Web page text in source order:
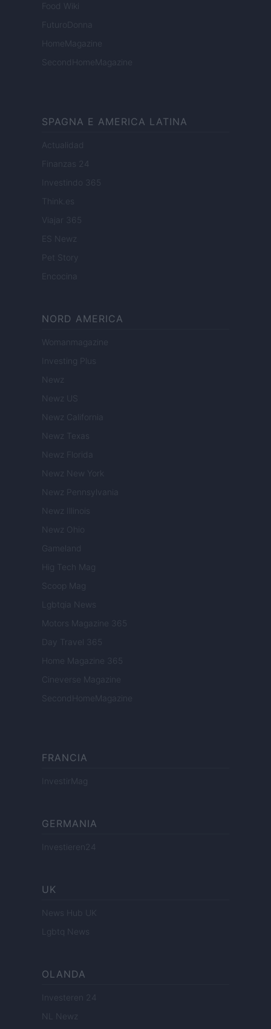
Food Wiki
FuturoDonna
HomeMagazine
SecondHomeMagazine
SPAGNA E AMERICA LATINA
Actualidad
Finanzas 24
Investindo 365
Think.es
Viajar 365
ES Newz
Pet Story
Encocina
NORD AMERICA
Womanmagazine
Investing Plus
Newz
Newz US
Newz California
Newz Texas
Newz Florida
Newz New York
Newz Pennsylvania
Newz Illinois
Newz Ohio
Gameland
Hig Tech Mag
Scoop Mag
Lgbtqia News
Motors Magazine 365
Day Travel 365
Home Magazine 365
Cineverse Magazine
SecondHomeMagazine
FRANCIA
InvestirMag
GERMANIA
Investieren24
UK
News Hub UK
Lgbtq News
OLANDA
Investeren 24
NL Newz